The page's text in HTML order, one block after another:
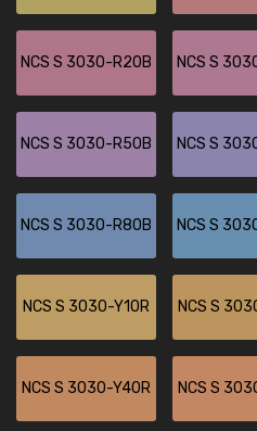
NCS S 3030-R20B NCS S
NCS S 3030-R50B NCS S
NCS S 3030-R80B NCS S
NCS S 3030-Y10R NCS S
NCS S 3030-Y40R NCS S